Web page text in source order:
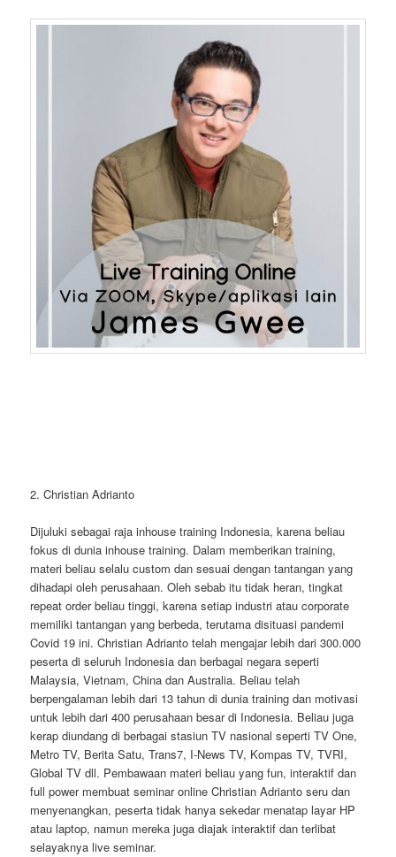
2. Christian Adrianto
Dijuluki sebagai raja inhouse training Indonesia, karena beliau
fokus di dunia inhouse training. Dalam memberikan training,
materi beliau selalu custom dan sesuai dengan tantangan yang
dihadapi oleh perusahaan. Oleh sebab itu tidak heran, tingkat
repeat order beliau tinggi, karena setiap industri atau corporate
memiliki tantangan yang berbeda, terutama disituasi pandemi
Covid 19 ini. Christian Adrianto telah mengajar lebih dari 300.000
peserta di seluruh Indonesia dan berbagai negara seperti
Malaysia, Vietnam, China dan Australia. Beliau telah
berpengalaman lebih dari 13 tahun di dunia training dan motivasi
untuk lebih dari 400 perusahaan besar di Indonesia. Beliau juga
kerap diundang di berbagai stasiun TV nasional seperti TV One,
Metro TV, Berita Satu, Trans7, I-News TV, Kompas TV, TVRI,
Global TV dll. Pembawaan materi beliau yang fun, interaktif dan
full power membuat seminar online Christian Adrianto seru dan
menyenangkan, peserta tidak hanya sekedar menatap layar HP
atau laptop, namun mereka juga diajak interaktif dan terlibat
selayaknya live seminar.